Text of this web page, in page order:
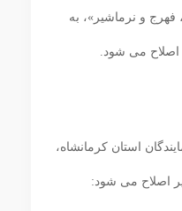
فهرج و نرماشیر»، به
اصلاح می‏ شود.
استان کرمانشاه،
اصلاح می ‏شود: